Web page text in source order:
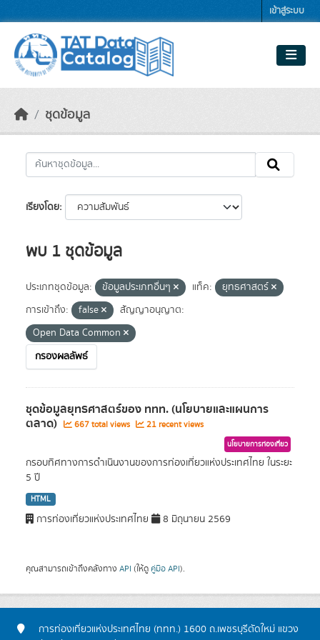
เข้าสู่ระบบ
ชุดข้อมูล
เรียงโดย
พบ 1 ชุดข้อมูล
ประเภทชุดข้อมูล: ข้อมูลประเภทอื่นๆ แท็ค:
ยุทธศาสตร์
การเข้าถึง:
false
สัญญาอนุญาต:
Open Data Common
กรองผลลัพธ์
ชุดข้อมูลยุทธศาสตร์ของ ททท. (นโยบายและแผนการ
ตลาด) 667 total views 21 recent views
นโยบายการท่องเที่ยว
กรอบทิศทางการดำเนินงานของการท่องเที่ยวแห่งประเทศไทย ในระยะ
5 ปี
HTML
การท่องเที่ยวแห่งประเทศไทย 8 มิถุนายน 2569
คุณสามารถเข้าถึงคลังทาง API (ให้ดู คู่มือ API).
การท่องเที่ยวแห่งประเทศไทย (ททท.) 1600 ถ.เพชรบุรีตัดใหม่ แขวง